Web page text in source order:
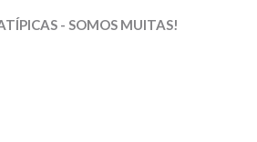
- SOMOS MUITAS!